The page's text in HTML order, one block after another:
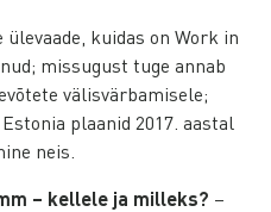
kuidas on Work in
missugust tuge annab
välisvärbamisele;
plaanid 2017. aastal
neis.
– kellele ja milleks? –